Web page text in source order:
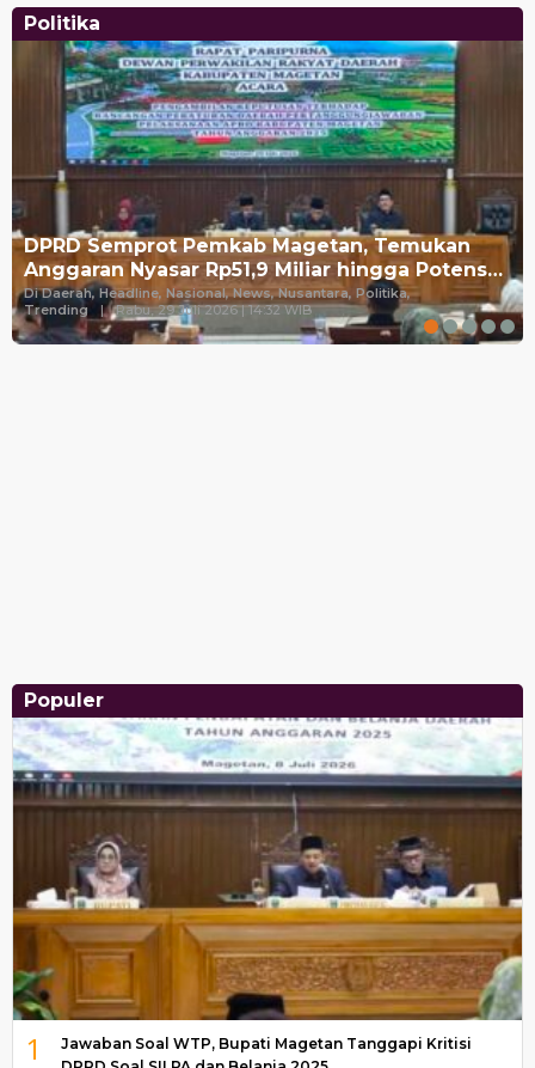
Politika
DPRD Semprot Pemkab Magetan, Temukan
Anggaran Nyasar Rp51,9 Miliar hingga Potens…
Di Daerah, Headline, Nasional, News, Nusantara, Politika,
Trending
| Rabu, 29 Juli 2026 | 14:32 WIB
Populer
1
Jawaban Soal WTP, Bupati Magetan Tanggapi Kritisi